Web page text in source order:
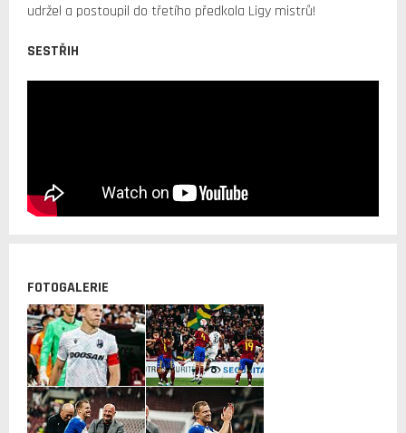
udržel a postoupil do třetího předkola Ligy mistrů!
SESTŘIH
FOTOGALERIE